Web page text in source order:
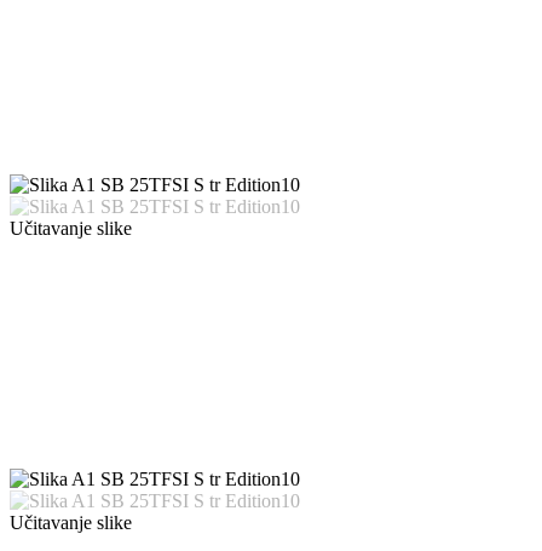
Učitavanje slike
Učitavanje slike